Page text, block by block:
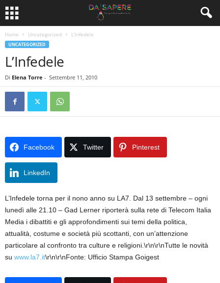
Home Uncategorized L’Infedele
UNCATEGORIZED
L’Infedele
Di Elena Torre - Settembre 11, 2010
Facebook Twitter Pinterest
LinkedIn
L’Infedele torna per il nono anno su LA7. Dal 13 settembre – ogni
lunedì alle 21.10 – Gad Lerner riporterà sulla rete di Telecom Italia
Media i dibattiti e gli approfondimenti sui temi della politica,
attualità, costume e società più scottanti, con un’attenzione
particolare al confronto tra culture e religioni.\r\n\r\nTutte le novità
su www.la7.it\r\n\r\nFonte: Ufficio Stampa Goigest